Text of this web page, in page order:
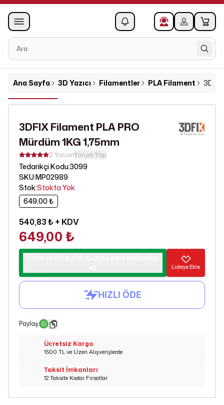
0
Ana Sayfa 3D Yazıcı Filamentler PLA Filament
3DFIX Filament PLA PRO
Mürdüm 1KG 1,75mm
2 YorumYorum Yap
Tedarikçi Kodu:3099
SKU:MP02989
Stok:Stokta Yok
649,00 ₺
540,83 ₺+ KDV
649,00 ₺
Listeye Ekle
Paylaş:
Ücretsiz Kargo
1500 TL ve Üzeri Alışverişlerde
Taksit İmkanları
12 Taksite Kadar Fırsatlar